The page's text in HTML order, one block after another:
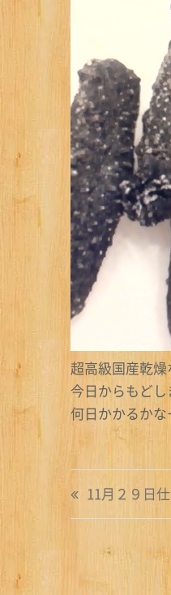
超高級国産乾燥
今日からもど
何日かかるかな
投
稿
ビ
11月２９日